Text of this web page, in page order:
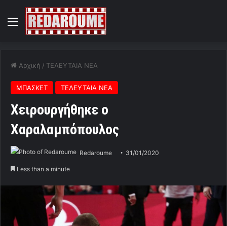
Menu
Αρχική / ΤΕΛΕΥΤΑΙΑ ΝΕΑ
ΜΠΑΣΚΕΤ ΤΕΛΕΥΤΑΙΑ ΝΕΑ
Χειρουργήθηκε ο
Χαραλαμπόπουλος
Redaroume 31/01/2020
Less than a minute